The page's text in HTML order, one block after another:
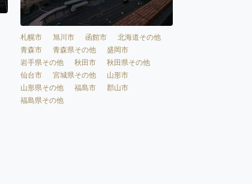
札幌市 旭川市 函館市
北海道その他
青森市
青森県その他
盛岡市
岩手県その他
秋田市
秋田県その他
仙台市
宮城県その他
山形市
山形県その他
福島市
郡山市
福島県その他